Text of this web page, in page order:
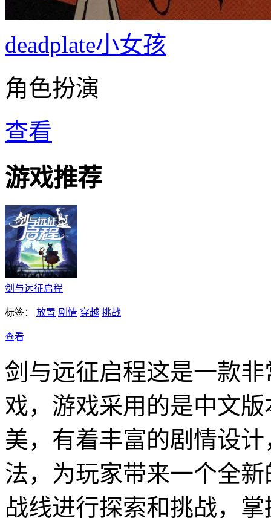
deadplate小女孩
角色扮演
查看
游戏推荐
剑与远征启程
标签： 放置 剧情 穿越 挑战
查看
剑与远征启程这是一款
戏，游戏采用的是中文
美，有着丰富的剧情设
法，为玩家带来一个全
战线进行探索和挑战，